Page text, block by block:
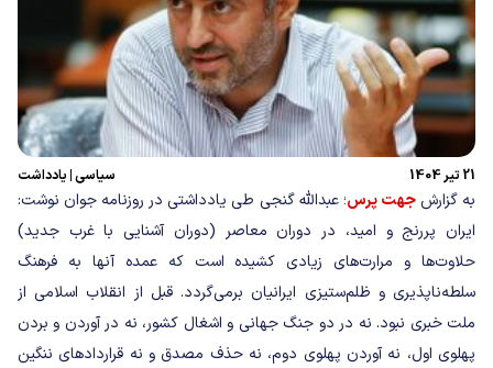
21 تیر 1404 سیاسی| یادداشت
به گزارشجهت پرس؛ عبدالله گنجی طی یادداشتی در روزنامه جوان نوشت:
ایران پررنج و امید، در دوران معاصر (دوران آشنایی با غرب جدید)
حلاوت‌ها و مرارت‌های زیادی کشیده است که عمده آنها به فرهنگ
سلطه‌ناپذیری و ظلم‌ستیزی ایرانیان برمی‌گردد. قبل از انقلاب اسلامی از
ملت خبری نبود. نه در دو جنگ جهانی و اشغال کشور، نه در آوردن و بردن
پهلوی اول، نه آوردن پهلوی دوم، نه حذف مصدق و نه قراردادهای ننگین